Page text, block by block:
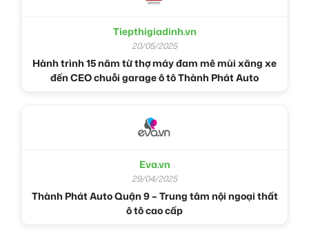
Tiepthigiadinh.vn
20/05/2025
Hành trình 15 năm từ thợ máy đam mê mùi xăng xe
đến CEO chuỗi garage ô tô Thành Phát Auto
Eva.vn
29/04/2025
Thành Phát Auto Quận 9 – Trung tâm nội ngoại thất
ô tô cao cấp